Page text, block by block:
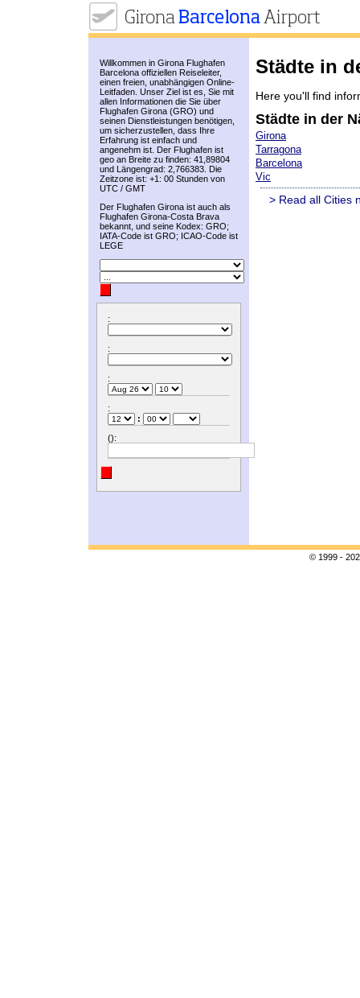
Willkommen in Girona Flughafen
Barcelona offiziellen Reiseleiter,
einen freien, unabhängigen Online-
Leitfaden. Unser Ziel ist es, Sie mit
allen Informationen die Sie über
Flughafen Girona (GRO) und
seinen Dienstleistungen benötigen,
um sicherzustellen, dass Ihre
Erfahrung ist einfach und
angenehm ist. Der Flughafen ist
geo an Breite zu finden: 41,89804
und Längengrad: 2,766383. Die
Zeitzone ist: +1: 00 Stunden von
UTC / GMT
Der Flughafen Girona ist auch als
Flughafen Girona-Costa Brava
bekannt, und seine Kodex: GRO;
IATA-Code ist GRO; ICAO-Code ist
LEGE
:
:
:
:
:
():
Städte in
Here you'll find
Städte in der
Girona
Tarragona
Barcelona
Vic
> Read all Cities
© 1999 -